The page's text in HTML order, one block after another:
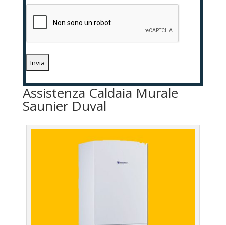
Assistenza Caldaia Murale
Saunier Duval